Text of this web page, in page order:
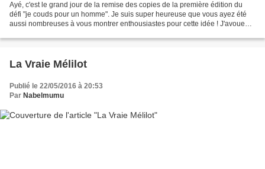
Ayé, c'est le grand jour de la remise des copies de la première édition du
défi "je couds pour un homme". Je suis super heureuse que vous ayez été
aussi nombreuses à vous montrer enthousiastes pour cette idée ! J'avoue
La Vraie Mélilot
Publié le 22/05/2016 à 20:53
Par Nabelmumu